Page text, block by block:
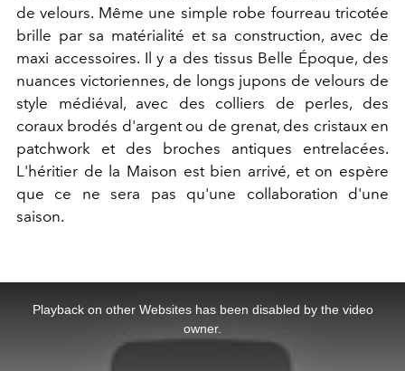
de velours. Même une simple robe fourreau tricotée
brille par sa matérialité et sa construction, avec de
maxi accessoires. Il y a des tissus Belle Époque, des
nuances victoriennes, de longs jupons de velours de
style médiéval, avec des colliers de perles, des
coraux brodés d'argent ou de grenat, des cristaux en
patchwork et des broches antiques entrelacées.
L'héritier de la Maison est bien arrivé, et on espère
que ce ne sera pas qu'une collaboration d'une
saison.
Playback on other Websites has been disabled by the video
owner.